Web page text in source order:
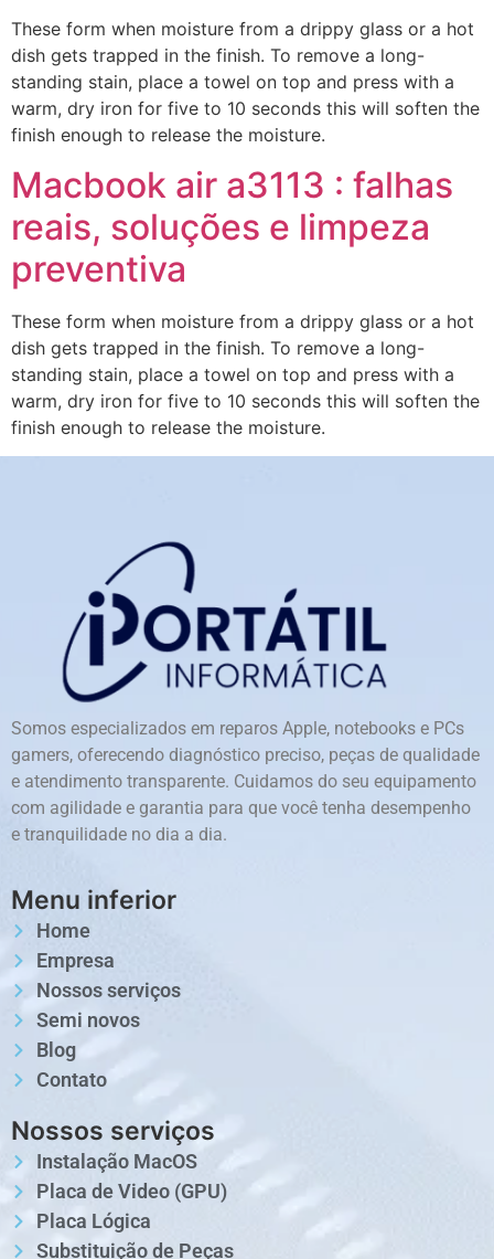
These form when moisture from a drippy glass or a hot
dish gets trapped in the finish. To remove a long-
standing stain, place a towel on top and press with a
warm, dry iron for five to 10 seconds this will soften the
finish enough to release the moisture.
Macbook air a3113 : falhas
reais, soluções e limpeza
preventiva
These form when moisture from a drippy glass or a hot
dish gets trapped in the finish. To remove a long-
standing stain, place a towel on top and press with a
warm, dry iron for five to 10 seconds this will soften the
finish enough to release the moisture.
Somos especializados em reparos Apple, notebooks e PCs
gamers, oferecendo diagnóstico preciso, peças de qualidade
e atendimento transparente. Cuidamos do seu equipamento
com agilidade e garantia para que você tenha desempenho
e tranquilidade no dia a dia.
Menu inferior
Home
Empresa
Nossos serviços
Semi novos
Blog
Contato
Nossos serviços
Instalação MacOS
Placa de Video (GPU)
Placa Lógica
Substituição de Peças